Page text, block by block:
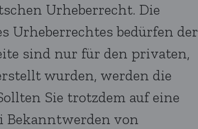
Urheberrecht. Die
Urheberrechtes bedürfen der
sind nur für den privaten,
wurden, werden die
Sie trotzdem auf eine
Bekanntwerden von